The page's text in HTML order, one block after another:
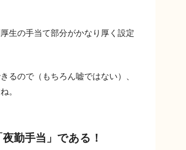
生の手当て部分がかなり厚く設定
るので（もちろん嘘ではない）、
。
勤手当」である！